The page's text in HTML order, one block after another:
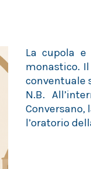
La cupola e
monastico.
conventuale
N.B.
Conversano,
l’oratorio